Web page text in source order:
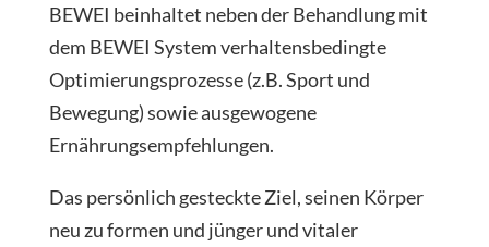
BEWEI beinhaltet neben der Behandlung mit
dem BEWEI System verhaltensbedingte
Optimierungsprozesse (z.B. Sport und
Bewegung) sowie ausgewogene
Ernährungsempfehlungen.
Das persönlich gesteckte Ziel, seinen Körper
neu zu formen und jünger und vitaler